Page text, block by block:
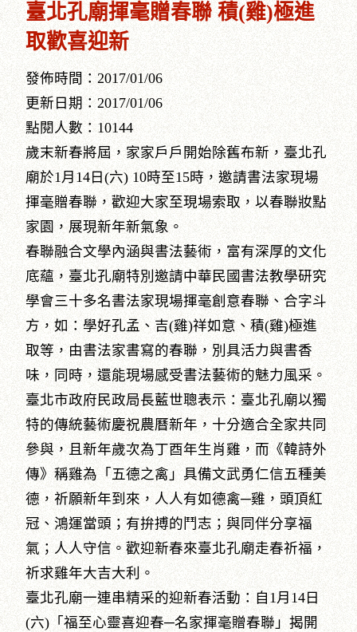
臺北孔廟揮毫贈春聯 積(雞)極進
取歡喜迎新
發佈時間：2017/01/06
更新日期：2017/01/06
點閱人數：10144
歲末新春將屆，家家戶戶開始除舊布新，臺北孔
廟於1月14日(六) 10時至15時，邀請書法家現場
揮毫贈春聯，歡迎大家至現場索取，以春聯妝點
家園，展現新年新氣象。
春聯融合文學內涵與書法藝術，富有深厚的文化
底蘊，臺北孔廟特別邀請中華民國書法教學研究
學會三十多名書法家現場揮毫創意春聯、合字斗
方，如：學好孔孟、吉(雞)祥如意、積(雞)極進
取等，由書法家書寫的春聯，別具活力與書香
味，同時，還能現場感受書法藝術的魅力風采。
臺北市政府民政局長藍世聰表示：臺北孔廟以獨
特的傳統藝術慶祝農曆新年，十分適合全家共同
參與，且新年歲次為丁酉年生肖雞，而《韓詩外
傳》稱雞為「五德之禽」具備文武勇仁信五種美
德，祈願新年到來，人人有如德禽─雞，頭頂紅
冠、鴻運當頭；有拚搏的鬥志；與同伴分享福
氣；人人守信。歡迎新春來臺北孔廟走春祈福，
祈求雞年大吉大利。
臺北孔廟一連串精采的迎新春活動：自1月14日
(六)「福至心靈喜迎春─名家揮毫贈春聯」揭開